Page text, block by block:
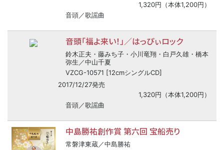
1,320円（本体1,200円）
音頭／歌謡曲
音頭「福よ来い！」／はっぴぃロック
鈴木正夫・藤みち子・小川竜翔・白戸久雄・橋本
弥生／中山千夏
VZCG-10571 [12cmシングルCD]
2017/12/27発売
1,320円（本体1,200円）
音頭／歌謡曲
中島勝祐創作賞 第六回 宝船売り
常磐津東蔵／中島勝祐